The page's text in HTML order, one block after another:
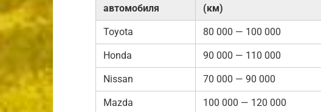
автомобиля
(км)
Toyota 80 000 — 100 000
Honda 90 000 — 110 000
Nissan 70 000 — 90 000
Mazda 100 000 — 120 000